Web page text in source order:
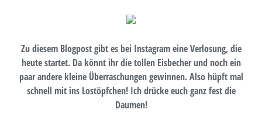
Zu diesem Blogpost gibt es bei Instagram eine Verlosung, die
heute startet. Da könnt ihr die tollen Eisbecher und noch ein
paar andere kleine Überraschungen gewinnen. Also hüpft mal
schnell mit ins Lostöpfchen! Ich drücke euch ganz fest die
Daumen!